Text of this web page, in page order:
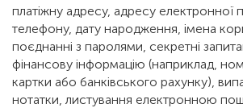
платіжну адресу, адресу
телефону, дату народження, імена
поєднанні з паролями, секретні
фінансову інформацію (наприклад,
картки або банківського рахунку),
нотатки, листування електронною